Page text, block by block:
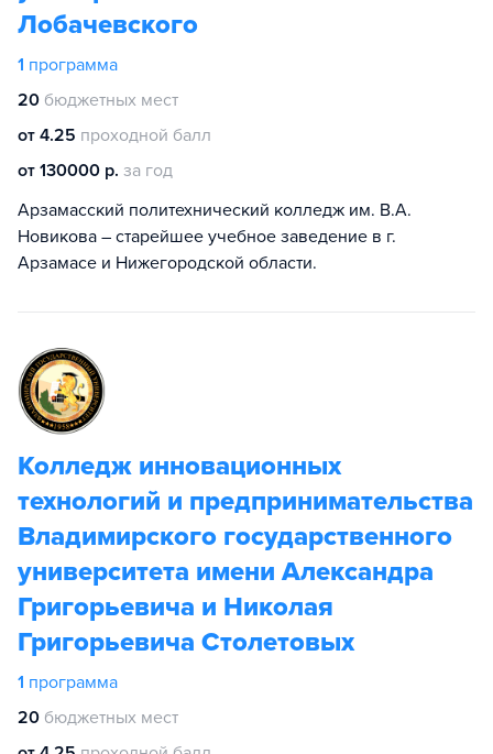
Лобачевского
1 программа
20 бюджетных мест
от 4.25 проходной балл
от 130000 р. за год
Арзамасский политехнический колледж им. В.А.
Новикова – старейшее учебное заведение в г.
Арзамасе и Нижегородской области.
Колледж инновационных
технологий и предпринимательства
Владимирского государственного
университета имени Александра
Григорьевича и Николая
Григорьевича Столетовых
1 программа
20 бюджетных мест